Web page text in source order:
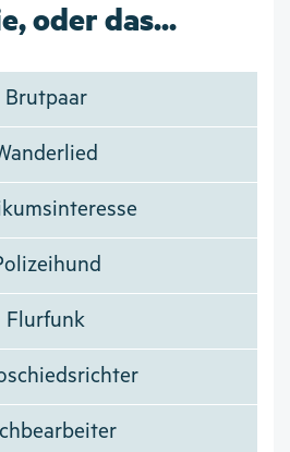
oder das...
Brutpaar
Flurfunk